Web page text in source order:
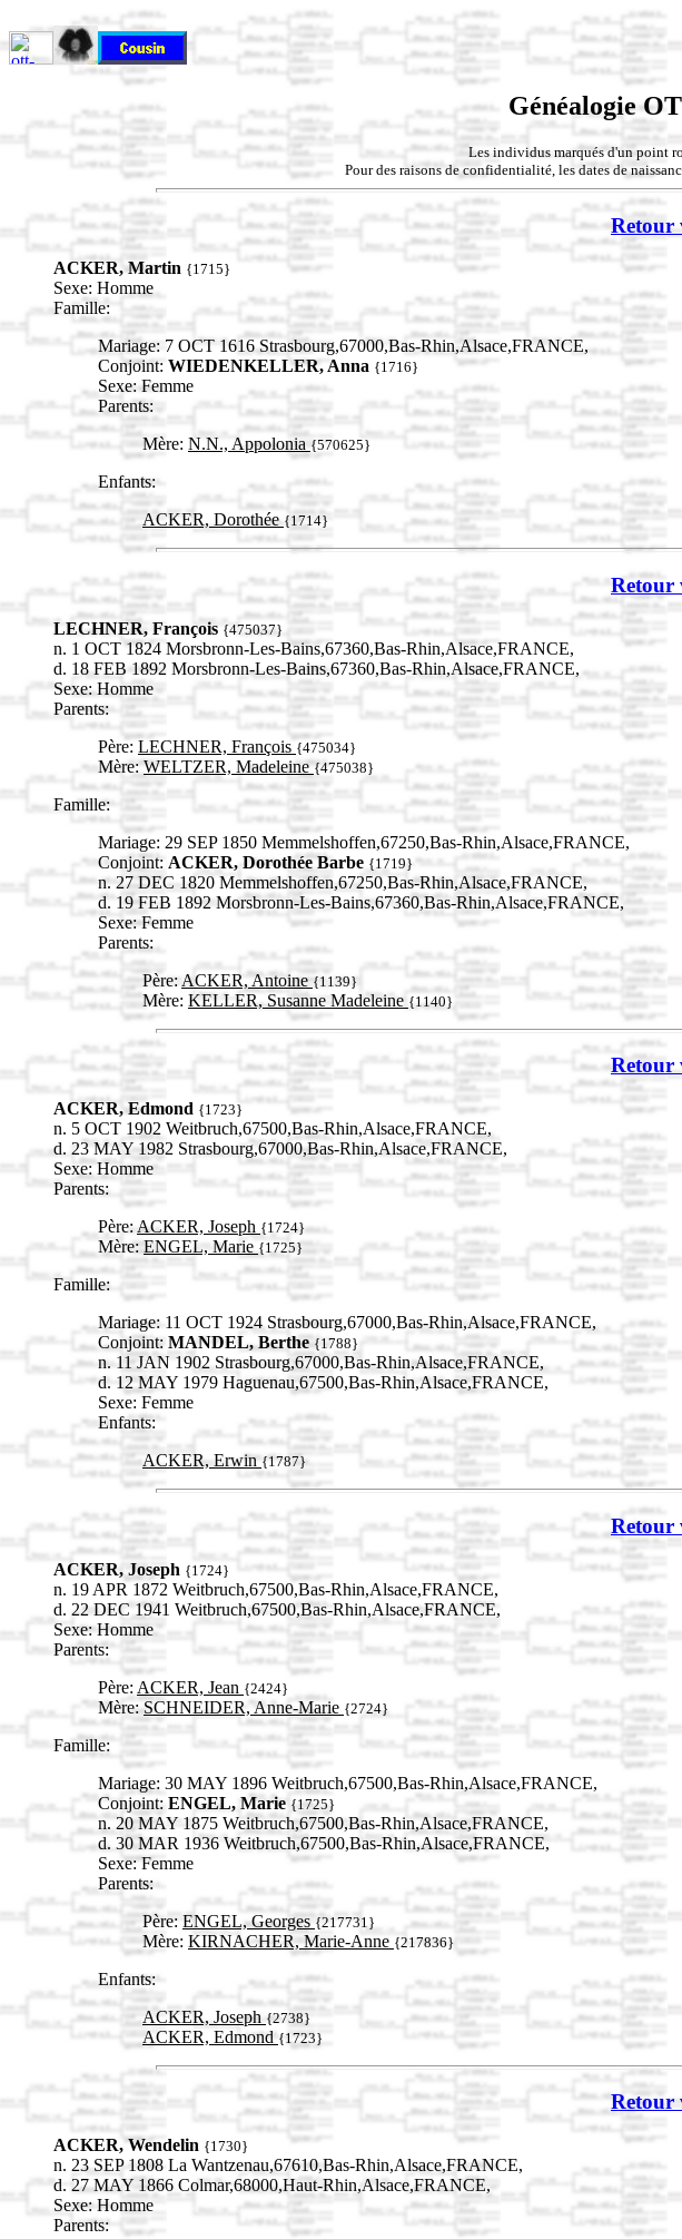
Généalogie
Les individus marqués d'un point
Pour des raisons de confidentialité, les dates de
Retour
ACKER, Martin {1715}
Sexe: Homme
Famille:
Mariage: 7 OCT 1616 Strasbourg,67000,Bas-Rhin,Alsace,FRANCE,
Conjoint: WIEDENKELLER, Anna {1716}
Sexe: Femme
Parents:
Mère: N.N., Appolonia {570625}
Enfants:
ACKER, Dorothée {1714}
Retour
LECHNER, François {475037}
n. 1 OCT 1824 Morsbronn-Les-Bains,67360,Bas-Rhin,Alsace,FRANCE,
d. 18 FEB 1892 Morsbronn-Les-Bains,67360,Bas-Rhin,Alsace,FRANCE,
Sexe: Homme
Parents:
Père: LECHNER, François {475034}
Mère:WELTZER, Madeleine{475038}
Famille:
Mariage: 29 SEP 1850 Memmelshoffen,67250,Bas-Rhin,Alsace,FRANCE,
Conjoint: ACKER, Dorothée Barbe {1719}
n. 27 DEC 1820 Memmelshoffen,67250,Bas-Rhin,Alsace,FRANCE,
d. 19 FEB 1892 Morsbronn-Les-Bains,67360,Bas-Rhin,Alsace,FRANCE,
Sexe: Femme
Parents:
Père: ACKER, Antoine {1139}
Mère: KELLER, Susanne Madeleine {1140}
Retour
ACKER, Edmond {1723}
n. 5 OCT 1902 Weitbruch,67500,Bas-Rhin,Alsace,FRANCE,
d. 23 MAY 1982 Strasbourg,67000,Bas-Rhin,Alsace,FRANCE,
Sexe: Homme
Parents:
Père: ACKER, Joseph {1724}
Mère: ENGEL, Marie {1725}
Famille:
Mariage: 11 OCT 1924 Strasbourg,67000,Bas-Rhin,Alsace,FRANCE,
Conjoint: MANDEL, Berthe {1788}
n. 11 JAN 1902 Strasbourg,67000,Bas-Rhin,Alsace,FRANCE,
d. 12 MAY 1979 Haguenau,67500,Bas-Rhin,Alsace,FRANCE,
Sexe: Femme
Enfants:
ACKER, Erwin{1787}
Retour
ACKER, Joseph {1724}
n. 19 APR 1872 Weitbruch,67500,Bas-Rhin,Alsace,FRANCE,
d. 22 DEC 1941 Weitbruch,67500,Bas-Rhin,Alsace,FRANCE,
Sexe: Homme
Parents:
Père: ACKER, Jean {2424}
Mère:SCHNEIDER, Anne-Marie {2724}
Famille:
Mariage: 30 MAY 1896 Weitbruch,67500,Bas-Rhin,Alsace,FRANCE,
Conjoint: ENGEL, Marie {1725}
n. 20 MAY 1875 Weitbruch,67500,Bas-Rhin,Alsace,FRANCE,
d. 30 MAR 1936 Weitbruch,67500,Bas-Rhin,Alsace,FRANCE,
Sexe: Femme
Parents:
Père: ENGEL, Georges{217731}
Mère: KIRNACHER, Marie-Anne {217836}
Enfants:
ACKER, Joseph {2738}
ACKER, Edmond {1723}
Retour
ACKER, Wendelin {1730}
n. 23 SEP 1808 La Wantzenau,67610,Bas-Rhin,Alsace,FRANCE,
d. 27 MAY 1866 Colmar,68000,Haut-Rhin,Alsace,FRANCE,
Sexe: Homme
Parents: